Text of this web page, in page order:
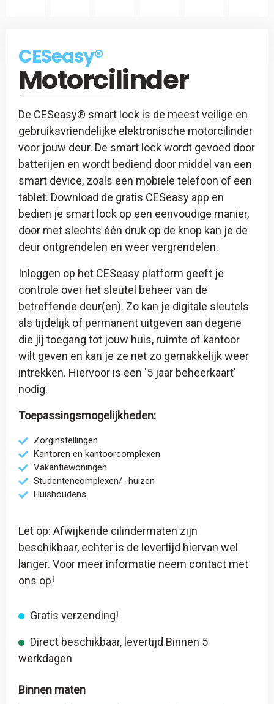
Afstandsbediening
CESeasy®
Motorcilinder
De CESeasy® smart lock is de meest veilige en
gebruiksvriendelijke elektronische motorcilinder
voor jouw deur. De smart lock wordt gevoed door
batterijen en wordt bediend door middel van een
smart device, zoals een mobiele telefoon of een
tablet. Download de gratis CESeasy app en
bedien je smart lock op een eenvoudige manier,
door met slechts één druk op de knop kan je de
deur ontgrendelen en weer vergrendelen.
Inloggen op het CESeasy platform geeft je
controle over het sleutel beheer van de
betreffende deur(en). Zo kan je digitale sleutels
als tijdelijk of permanent uitgeven aan degene
die jij toegang tot jouw huis, ruimte of kantoor
wilt geven en kan je ze net zo gemakkelijk weer
intrekken. Hiervoor is een '5 jaar beheerkaart'
nodig.
Toepassingsmogelijkheden:
Zorginstellingen
Kantoren en kantoorcomplexen
Vakantiewoningen
Studentencomplexen/ -huizen
Huishoudens
Let op: Afwijkende cilindermaten zijn
beschikbaar, echter is de levertijd hiervan wel
langer. Voor meer informatie neem contact met
ons op!
Gratis verzending!
Direct beschikbaar, levertijd Binnen 5
werkdagen
Binnen maten